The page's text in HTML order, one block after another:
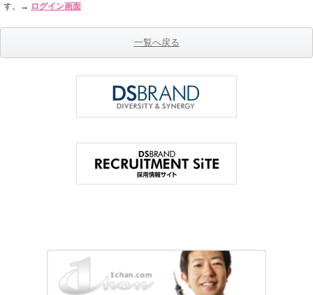
す。→ ログイン画面
一覧へ戻る